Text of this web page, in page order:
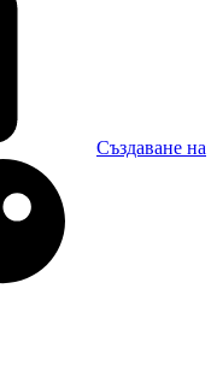
Създаване на